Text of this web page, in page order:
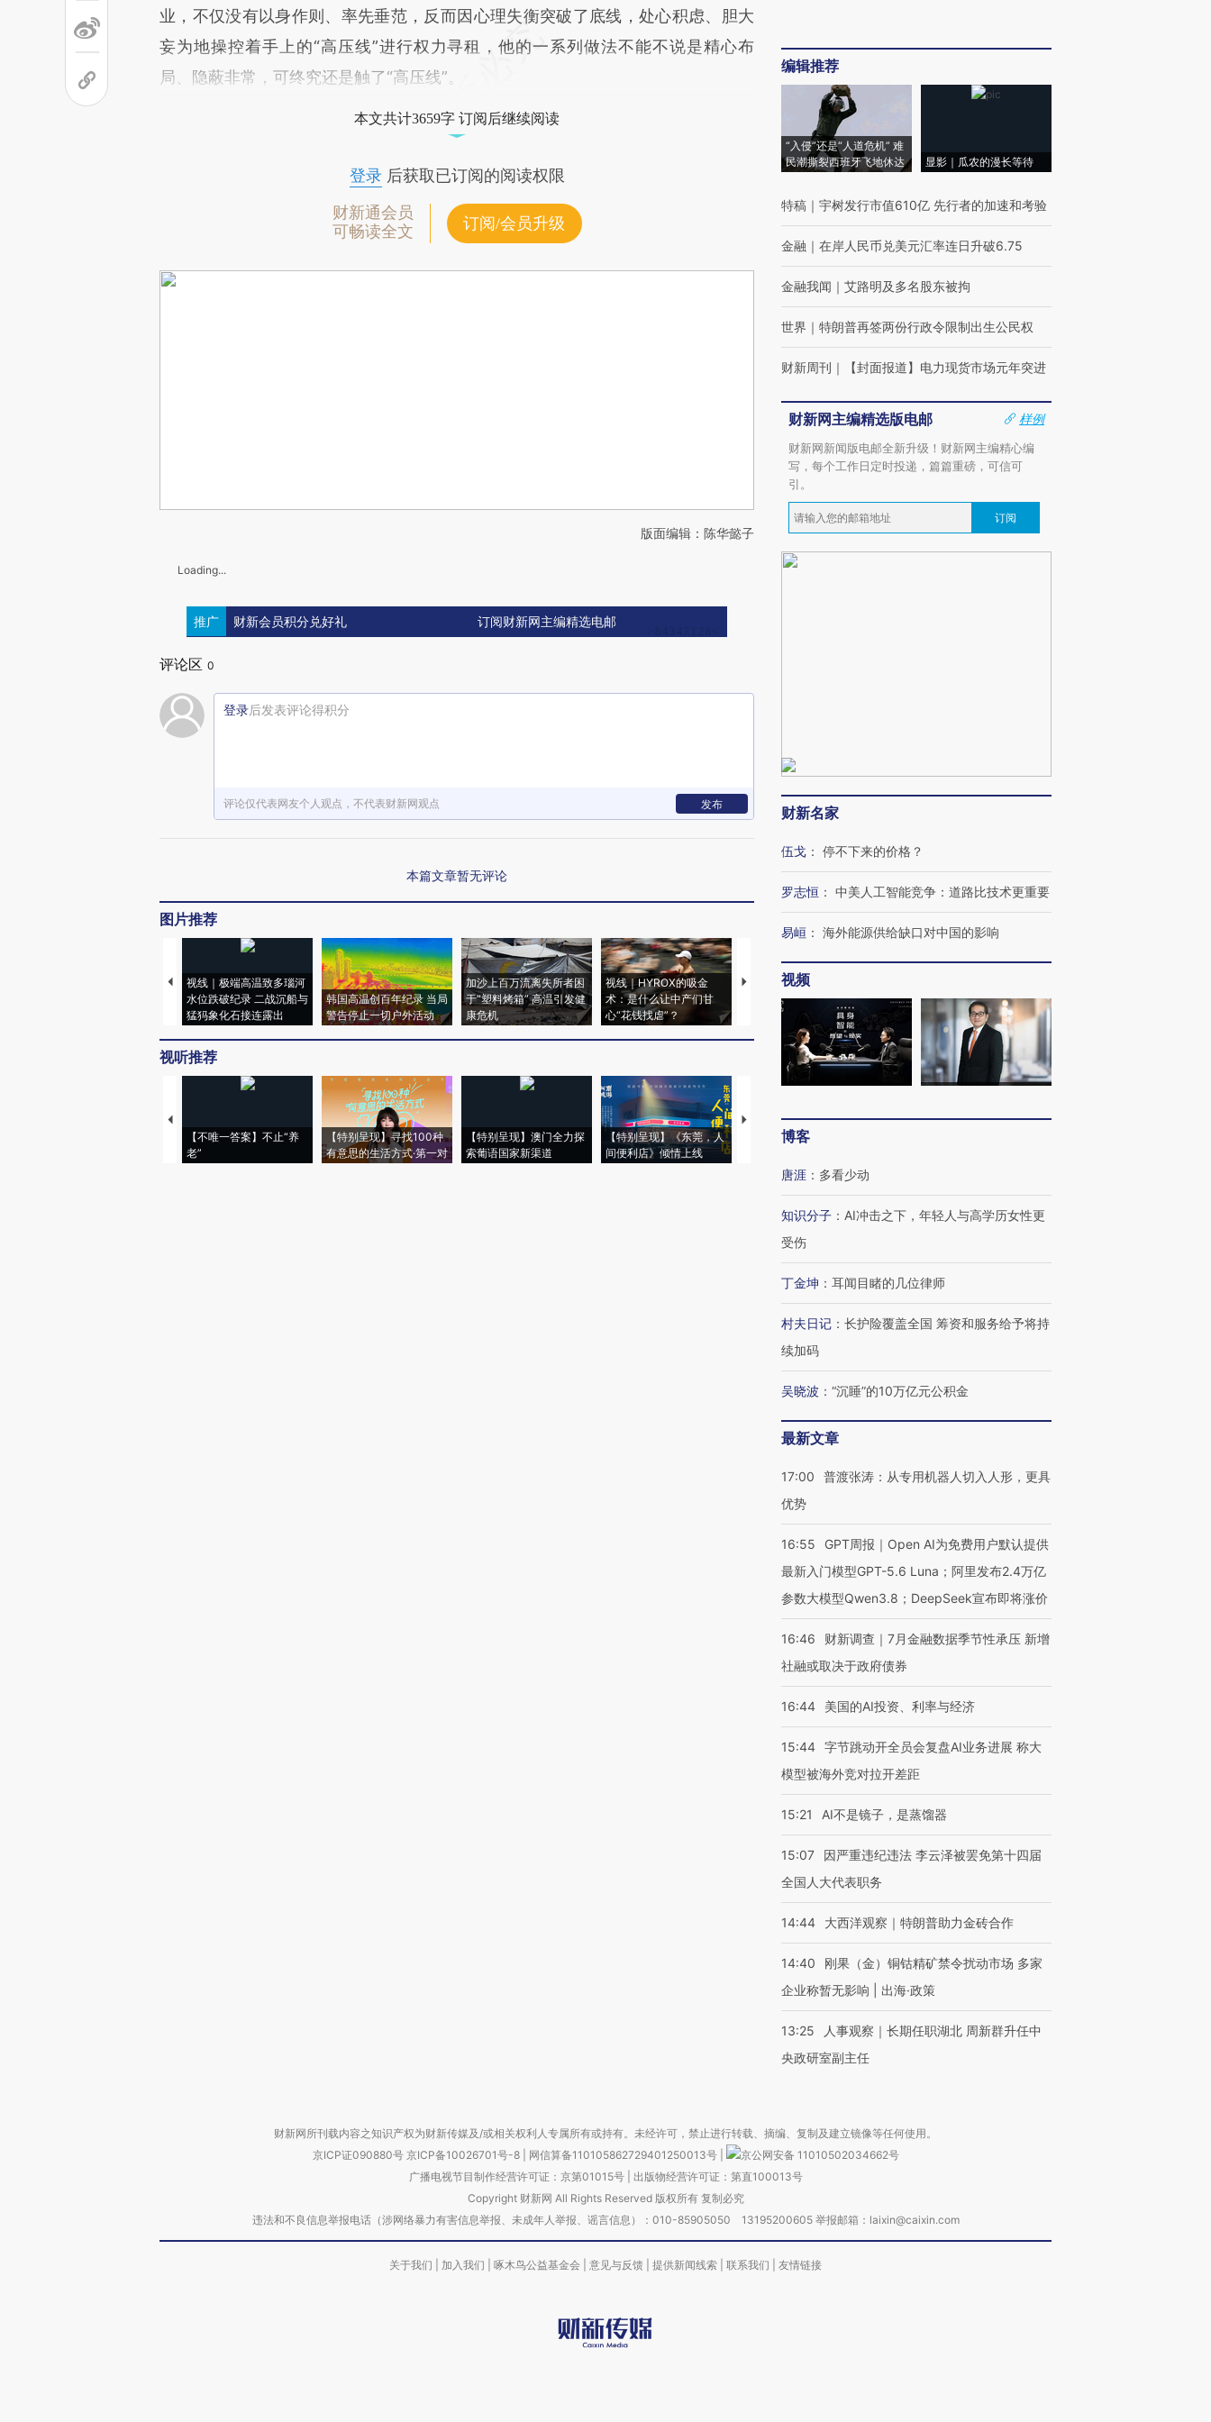
业，不仅没有以身作则、率先垂范，反而因心理失衡突破了底线，处心积虑、胆大
妄为地操控着手上的“高压线”进行权力寻租，他的一系列做法不能不说是精心布
局、隐蔽非常，可终究还是触了“高压线”。
本文共计3659字 订阅后继续阅读
登录后获取已订阅的阅读权限
财新通会员
可畅读全文
订阅/会员升级
版面编辑：陈华懿子
Loading...
推广 财新会员积分兑好礼 订阅财新网主编精选电邮
评论区 0
登录后发表评论得积分
评论仅代表网友个人观点，不代表财新网观点 发布
本篇文章暂无评论
图片推荐
视线｜极端高温致多瑙河
水位跌破纪录 二战沉船与
猛犸象化石接连露出
韩国高温创百年纪录 当局
警告停止一切户外活动
加沙上百万流离失所者困
于“塑料烤箱” 高温引发健
康危机
视线｜HYROX的吸金
术：是什么让中产们甘
心“花钱找虐”？
马航飞行员跨国走私7万
粒摇头丸 尿检体内含3种
度Z世代 用街头抗争将教
育部长拱下台
机”？难民潮撕裂西班牙
飞地休达
视听推荐
【不唯一答案】不止“养
老”
【特别呈现】寻找100种
有意思的生活方式·第一对
【特别呈现】澳门全力探
索葡语国家新渠道
【特别呈现】《东莞，人
间便利店》倾情上线
【推广】走进第四届链博
会，让数智科技“链”接产
【商旅对话】华住集团
编辑推荐
“入侵”还是“人道危机” 难
民潮撕裂西班牙飞地休达
显影｜瓜农的漫长等待
特稿 ｜ 宇树发行市值610亿 先行者的加速和考验
金融 ｜ 在岸人民币兑美元汇率连日升破6.75
金融我闻 ｜ 艾路明及多名股东被拘
世界 ｜ 特朗普再签两份行政令限制出生公民权
财新周刊 ｜ 【封面报道】电力现货市场元年突进
财新网主编精选版电邮
样例
财新网新闻版电邮全新升级！财新网主编精心编
写，每个工作日定时投递，篇篇重磅，可信可
引。
订阅
财新名家
伍戈 ： 停不下来的价格？
罗志恒 ： 中美人工智能竞争：道路比技术更重要
易峘 ： 海外能源供给缺口对中国的影响
视频
博客
唐涯 ： 多看少动
知识分子 ： AI冲击之下，年轻人与高学历女性更
受伤
丁金坤 ： 耳闻目睹的几位律师
村夫日记 ： 长护险覆盖全国 筹资和服务给予将持
续加码
吴晓波 ： “沉睡”的10万亿元公积金
最新文章
17:00
普渡张涛：从专用机器人切入人形，更具
优势
16:55
GPT周报｜Open AI为免费用户默认提供
最新入门模型GPT-5.6 Luna；阿里发布2.4万亿
参数大模型Qwen3.8；DeepSeek宣布即将涨价
16:46
财新调查｜7月金融数据季节性承压 新增
社融或取决于政府债券
16:44 美国的AI投资、利率与经济
15:44 字节跳动开全员会复盘AI业务进展 称大
模型被海外竞对拉开差距
15:21 AI不是镜子，是蒸馏器
15:07
因严重违纪违法 李云泽被罢免第十四届
全国人大代表职务
14:44 大西洋观察｜特朗普助力金砖合作
14:40
刚果（金）铜钴精矿禁令扰动市场 多家
企业称暂无影响 | 出海·政策
13:25
人事观察｜长期任职湖北 周新群升任中
央政研室副主任
财新网所刊载内容之知识产权为财新传媒及/或相关权利人专属所有或持有。未经许可，禁止进行转载、摘编、复制及建立镜像等任何使用。
京ICP证090880号 京ICP备10026701号-8 网信算备110105862729401250013号
京公网安备 11010502034662号
广播电视节目制作经营许可证：京第01015号| 出版物经营许可证：第直100013号
Copyright 财新网 All Rights Reserved 版权所有 复制必究
违法和不良信息举报电话（涉网络暴力有害信息举报、未成年人举报、谣言信息）：010-85905050 13195200605 举报邮箱：laixin@caixin.com
关于我们 加入我们 啄木鸟公益基金会 意见与反馈 提供新闻线索 联系我们 友情链接